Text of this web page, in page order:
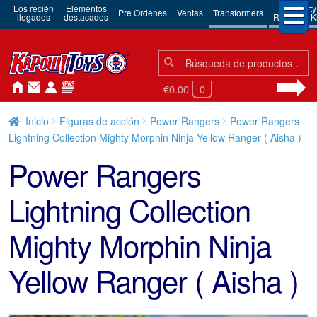
Los recién
llegados
Elementos
destacados Pre Ordenes Ventas Transformers 3rd Party
Robots &
Búsqueda:
Búsqueda
€0.00 0
Inicio Figuras de acción Power Rangers
Power Rangers
Lightning Collection Mighty Morphin Ninja Yellow Ranger ( Aisha )
Power Rangers
Lightning Collection
Mighty Morphin Ninja
Yellow Ranger ( Aisha )